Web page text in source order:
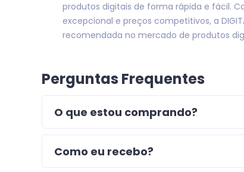
produtos digitais de forma rápida e fácil.
excepcional e preços competitivos, a
recomendada no mercado de produtos
Perguntas Frequentes
O que estou comprando?
Como eu recebo?